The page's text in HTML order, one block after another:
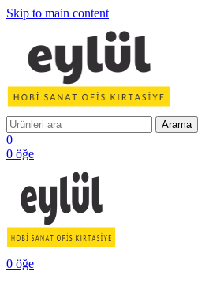
Skip to main content
Arama
0
0 öğe
0 öğe